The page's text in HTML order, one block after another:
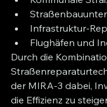
Infrastruktur-
Flughäfen und
Durch die
der MIRA-3 dabei,
die Effizienz zu